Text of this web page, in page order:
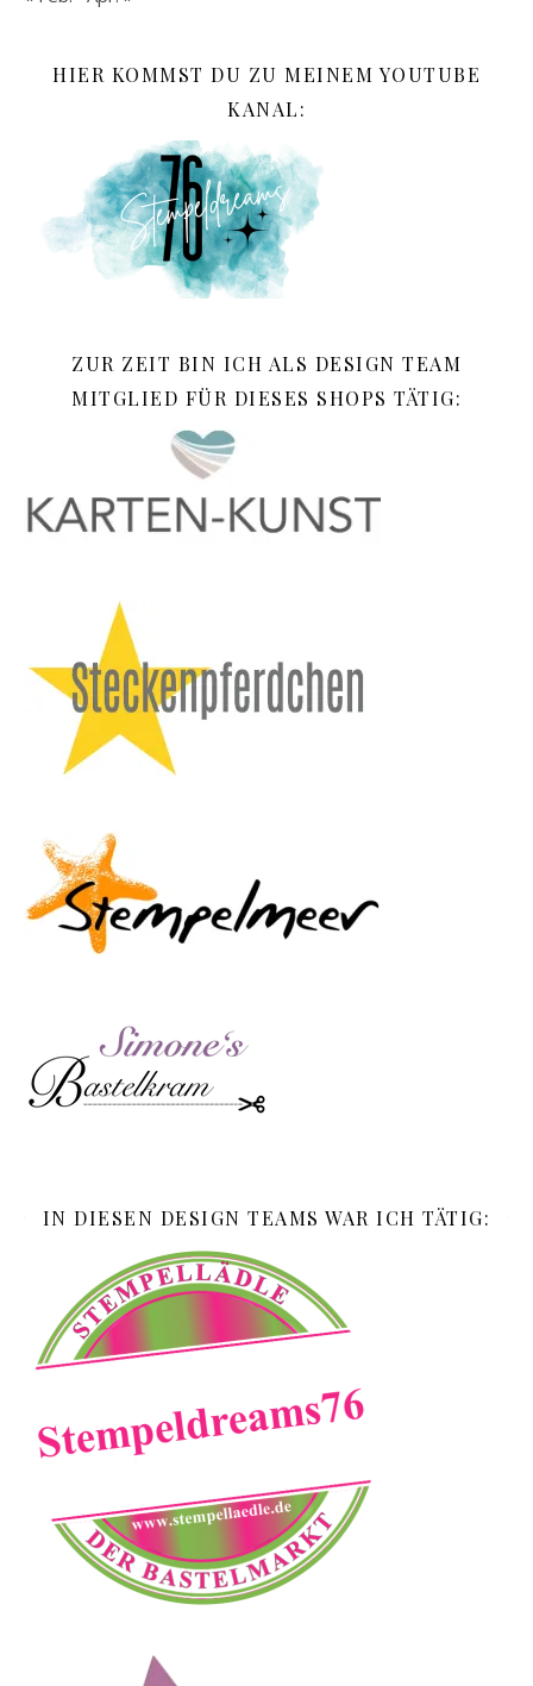
HIER KOMMST DU ZU MEINEM YOUTUBE
KANAL:
ZUR ZEIT BIN ICH ALS DESIGN TEAM
MITGLIED FÜR DIESES SHOPS TÄTIG:
IN DIESEN DESIGN TEAMS WAR ICH TÄTIG: